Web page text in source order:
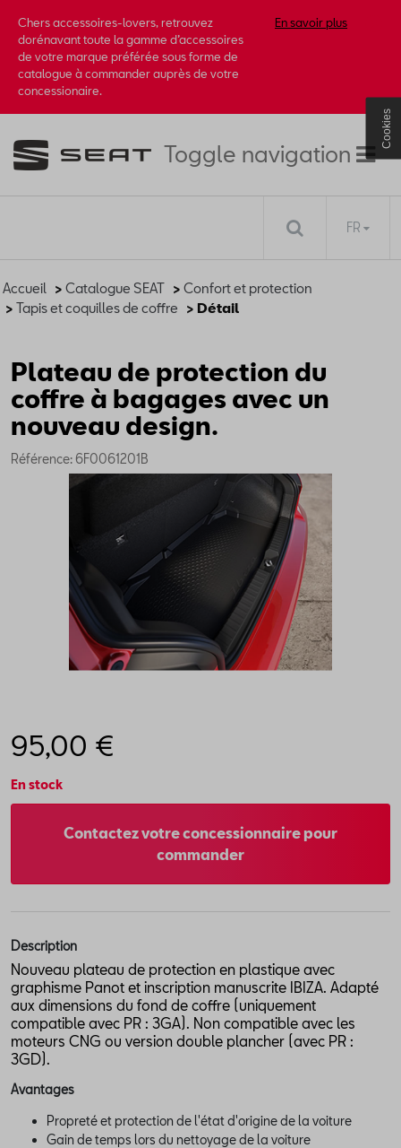
Chers accessoires-lovers, retrouvez
dorénavant toute la gamme d’accessoires
de votre marque préférée sous forme de
catalogue à commander auprès de votre
concessionaire.
En savoir plus
Toggle navigation
FR
Accueil > Catalogue SEAT > Confort et protection
> Tapis et coquilles de coffre > Détail
Plateau de protection du
coffre à bagages avec un
nouveau design.
Référence: 6F0061201B
95,00 €
En stock
Contactez votre concessionnaire pour
commander
Description
Nouveau plateau de protection en plastique avec
graphisme Panot et inscription manuscrite IBIZA. Adapté
aux dimensions du fond de coffre (uniquement
compatible avec PR : 3GA). Non compatible avec les
moteurs CNG ou version double plancher (avec PR :
3GD).
Avantages
Propreté et protection de l'état d'origine de la voiture
Gain de temps lors du nettoyage de la voiture
Cookies